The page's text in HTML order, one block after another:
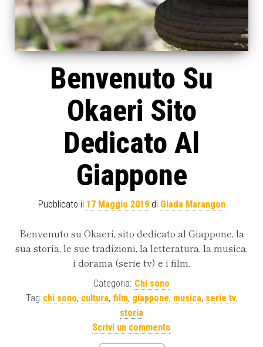
Benvenuto Su
Okaeri Sito
Dedicato Al
Giappone
Pubblicato il 17 Maggio 2019di Giada Marangon
Benvenuto su Okaeri, sito dedicato al Giappone, la
sua storia, le sue tradizioni, la letteratura, la musica,
i dorama (serie tv) e i film.
Categoria: Chi sono
Tag chi sono, cultura, film, giappone, musica, serie tv,
storia
Scrivi un commento